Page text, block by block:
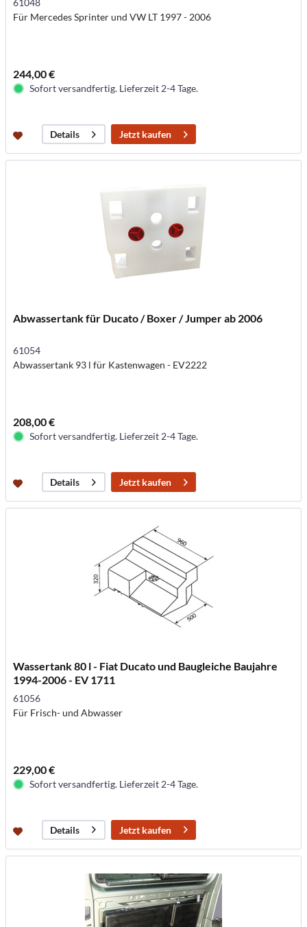
61048
Für Mercedes Sprinter und VW LT 1997 - 2006
244,00 €
Sofort versandfertig. Lieferzeit 2-4 Tage.
Details Jetzt kaufen
Abwassertank für Ducato / Boxer / Jumper ab 2006
61054
Abwassertank 93 l für Kastenwagen - EV2222
208,00 €
Sofort versandfertig. Lieferzeit 2-4 Tage.
Details Jetzt kaufen
Wassertank 80 l - Fiat Ducato und Baugleiche Baujahre
1994-2006 - EV 1711
61056
Für Frisch- und Abwasser
229,00 €
Sofort versandfertig. Lieferzeit 2-4 Tage.
Details Jetzt kaufen